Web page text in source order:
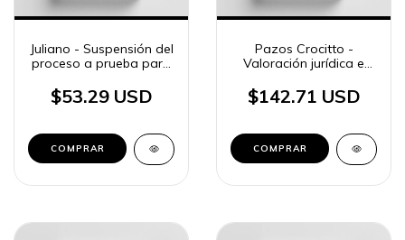
Juliano - Suspensión del
proceso a prueba para
$53.29 USD
COMPRAR
Pazos Crocitto -
Valoración jurídica e
derecho penal
$142.71 USD
COMPRAR